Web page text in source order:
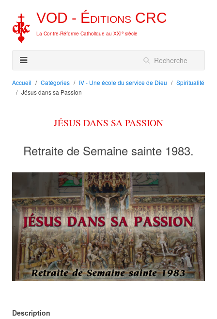
VOD - Éditions CRC
La Contre-Réforme Catholique au XXIe siècle
Accueil Catégories IV - Une école du service de Dieu
Spiritualité
Jésus dans sa Passion
JÉSUS DANS SA PASSION
Retraite de Semaine sainte 1983.
Description